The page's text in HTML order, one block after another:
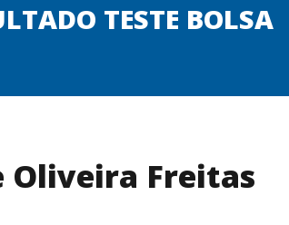
TESTE BOLSA
Oliveira Freitas